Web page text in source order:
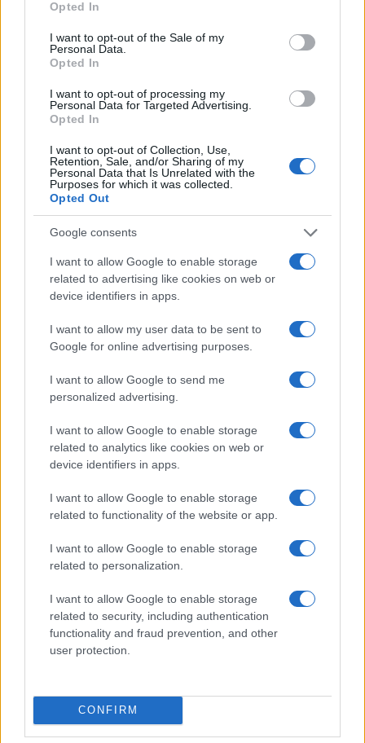
use your data for below specified purposes in below Google
consent section.
Opted In
I want to opt-out of the Sale of my
Personal Data.
Opted In
I want to opt-out of processing my
Personal Data for Targeted Advertising.
Opted In
I want to opt-out of Collection, Use,
Retention, Sale, and/or Sharing of my
Personal Data that Is Unrelated with the
Purposes for which it was collected.
Opted Out
Google consents
I want to allow Google to enable storage
related to advertising like cookies on web or
device identifiers in apps.
I want to allow my user data to be sent to
Google for online advertising purposes.
I want to allow Google to send me
personalized advertising.
I want to allow Google to enable storage
related to analytics like cookies on web or
device identifiers in apps.
I want to allow Google to enable storage
related to functionality of the website or app.
I want to allow Google to enable storage
related to personalization.
I want to allow Google to enable storage
related to security, including authentication
functionality and fraud prevention, and other
user protection.
CONFIRM
previste dalla normativa fiscale.
Matteo Pellegrino
Matteo Pellegrino ha organizzato una sfilata
promuovere giovani designer; è editorialista
moda che cura rubriche su artigianato e
tendenze locali. Nato a Napoli, conserva
bozze di pattern e appunti presi nelle sartorie
di via Toledo.
Continua a leggere